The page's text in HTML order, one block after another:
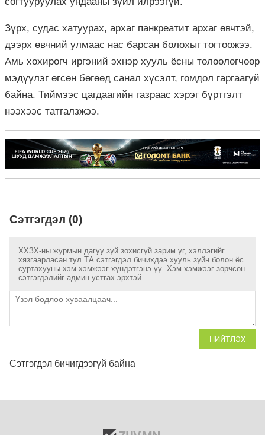
Зүрх, судас хатуурах, архаг панкреатит архаг өвчтэй,
дээрх өвчний улмаас нас барсан болохыг тогтоожээ.
Амь хохирогч иргэний эхнэр хууль ёсны төлөөлөгчөөр
мэдүүлэг өгсөн бөгөөд санал хүсэлт, гомдол гаргаагүй
байна. Тиймээс цагдаагийн газраас хэрэг бүртгэлт
нээхээс татгалзжээ.
Сэтгэгдэл (0)
ХХЗХ-ны журмын дагуу зүй зохисгүй зарим үг, хэллэгийг
хязгаарласан тул ТА сэтгэгдэл бичихдээ хууль зүйн болон ёс
суртахууны хэм хэмжээг хүндэтгэнэ үү. Хэм хэмжээг зөрчсөн
сэтгэгдэлийг админ устгах эрхтэй.
НИЙТЛЭХ
Сэтгэгдэл бичигдээгүй байна